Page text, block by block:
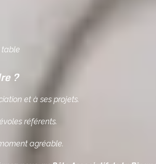
table
?
et à ses projets.
référents.
agréable.